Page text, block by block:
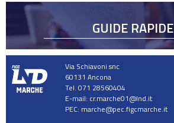
GUIDE RAPIDE
Via Schiavoni snc
60131 Ancona
Tel. 071 28560404
E-mail: cr.marche01@lnd.it
PEC: marche@pec.figcmarche.it